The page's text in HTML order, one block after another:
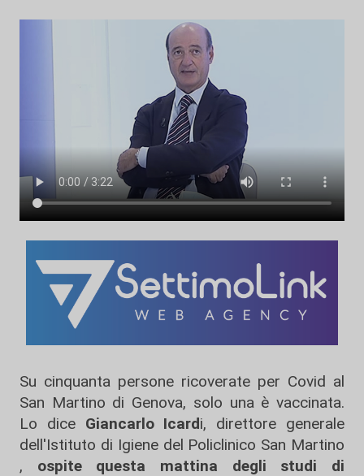
Su cinquanta persone ricoverate per Covid al
San Martino di Genova, solo una è vaccinata.
Lo dice Giancarlo Icardi, direttore generale
dell'Istituto di Igiene del Policlinico San Martino
, ospite questa mattina degli studi di